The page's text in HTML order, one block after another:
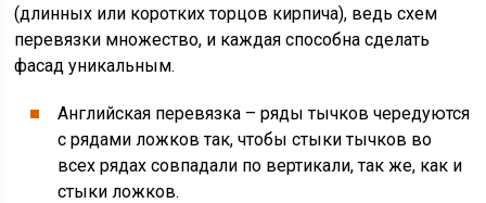
(длинных или коротких торцов кирпича), ведь схем
перевязки множество, и каждая способна сделать
фасад уникальным.
Английская перевязка – ряды тычков чередуются
с рядами ложков так, чтобы стыки тычков во
всех рядах совпадали по вертикали, так же, как и
стыки ложков.